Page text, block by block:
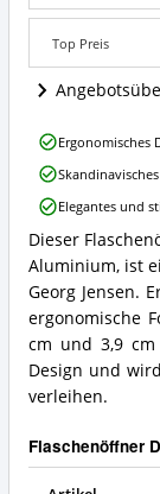
Angebote:
dieser
Flaschenöffner
Top Preis
Georg
Jensen
JLE
Flaschenöffner
Aluminium
Was
bietet
Flaschenöffner?
Dieser
Aluminium, ist
Georg Jensen.
ergonomische
cm und 3,9
Design und
verleihen.
Flaschenöffner
Georg
Jensen
JLE
Flaschenöffner
Aluminium
Vorteile:
Was
spricht
diesen
Flaschenöffner?
Ergonomisches
Elegantes und